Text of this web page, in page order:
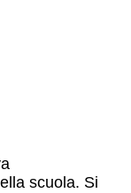
scuola. Si